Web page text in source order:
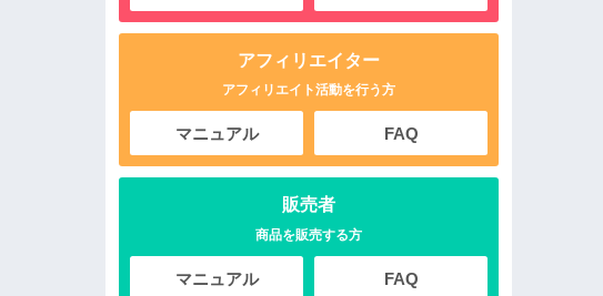
アフィリエイター
アフィリエイト活動を行う方
マニュアル FAQ
販売者
商品を販売する方
マニュアル FAQ